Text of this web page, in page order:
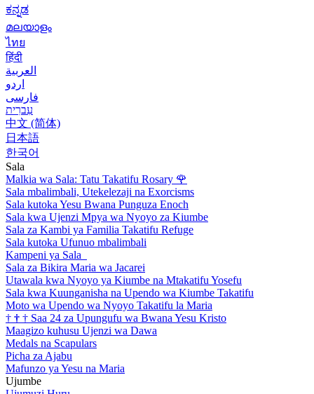
ಕನ್ನಡ
മലയാളം
ไทย
हिंदी
العربية
اردو
فارسی
עִברִית
中文 (简体)
日本語
한국어
Sala
Malkia wa Sala: Tatu Takatifu Rosary 🌹
Sala mbalimbali, Utekelezaji na Exorcisms
Sala kutoka Yesu Bwana Punguza Enoch
Sala kwa Ujenzi Mpya wa Nyoyo za Kiumbe
Sala za Kambi ya Familia Takatifu Refuge
Sala kutoka Ufunuo mbalimbali
Kampeni ya Sala
Sala za Bikira Maria wa Jacarei
Utawala kwa Nyoyo ya Kiumbe na Mtakatifu Yosefu
Sala kwa Kuunganisha na Upendo wa Kiumbe Takatifu
Moto wa Upendo wa Nyoyo Takatifu la Maria
† † † Saa 24 za Upungufu wa Bwana Yesu Kristo
Maagizo kuhusu Ujenzi wa Dawa
Medals na Scapulars
Picha za Ajabu
Mafunzo ya Yesu na Maria
Ujumbe